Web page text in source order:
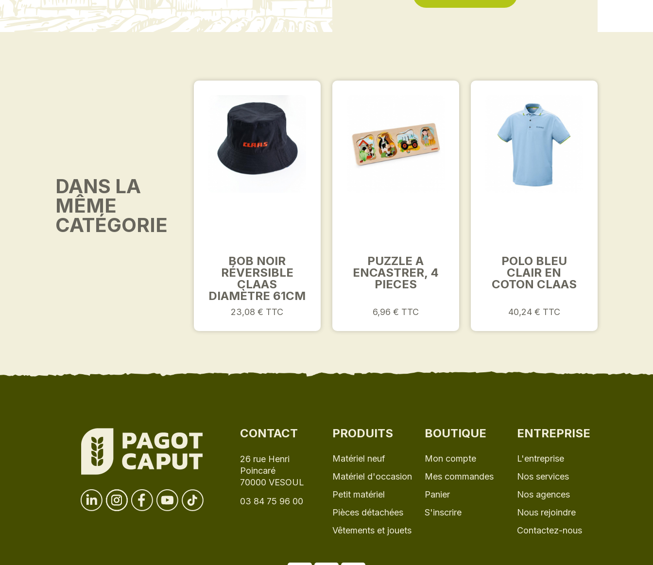
DANS LA
MÊME
CATÉGORIE
BOB NOIR
RÉVERSIBLE
CLAAS
DIAMÈTRE 61CM
23,08 € TTC
PUZZLE A
ENCASTRER, 4
PIECES
6,96 € TTC
POLO BLEU
CLAIR EN
COTON CLAAS
40,24 € TTC
CONTACT
26 rue Henri
Poincaré
70000 VESOUL
03 84 75 96 00
PRODUITS
Matériel neuf
Matériel d'occasion
Petit matériel
Pièces détachées
Vêtements et jouets
BOUTIQUE
Mon compte
Mes commandes
Panier
S'inscrire
ENTREPRISE
L'entreprise
Nos services
Nos agences
Nous rejoindre
Contactez-nous